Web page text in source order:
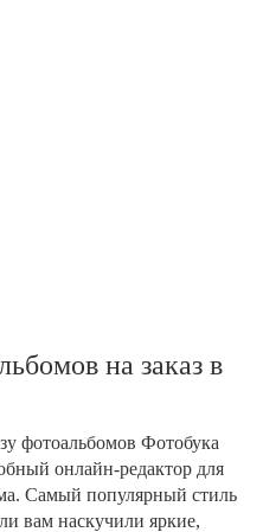
на заказ в
фотоальбомов Фотобука
онлайн-редактор для
Самый популярный стиль
вам наскучили яркие,